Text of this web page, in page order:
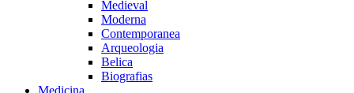
Medieval
Moderna
Contemporanea
Arqueologia
Belica
Biografias
Medicina